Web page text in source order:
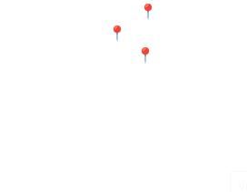
📍 Cali - San
📍 Jamundí - Barrio
📍 Tumaco -